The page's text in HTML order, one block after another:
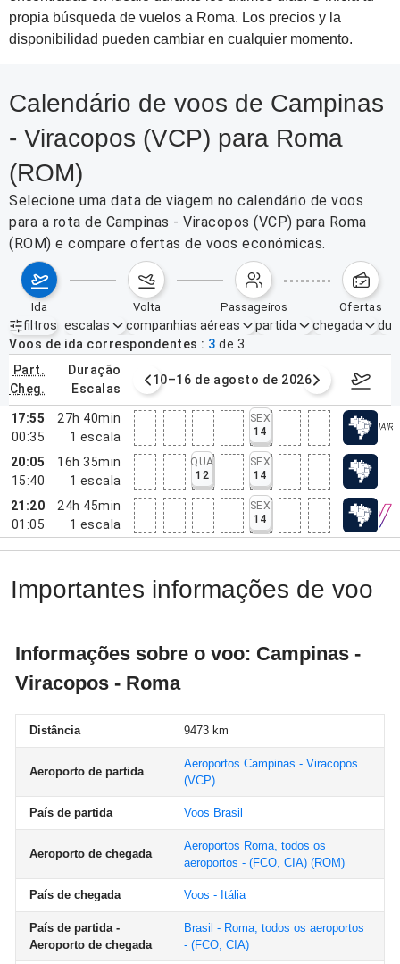
propia búsqueda de vuelos a Roma. Los precios y la
disponibilidad pueden cambiar en cualquier momento.
Calendário de voos de Campinas
- Viracopos (VCP) para Roma
(ROM)
Selecione uma data de viagem no calendário de voos
para a rota de Campinas - Viracopos (VCP) para Roma
(ROM) e compare ofertas de voos económicas.
ida volta passageiros ofertas
filtros
Filtros ativos nenhum
escalas companhias aéreas partida chegada
Voos de ida correspondentes
3 de 3
part.
cheg.
duração
escalas
agosto de 2026 10–16 de agosto de 2026 17–23
17:55
00:35
27h 40min
1 escala
SEX
14
20:05
15:40
16h 35min
1 escala
QUA
12
SEX
14
21:20
01:05
24h 45min
1 escala
SEX
14
Importantes informações de voo
Informações sobre o voo: Campinas -
Viracopos - Roma
Distância 9473 km
Aeroporto de partida
Aeroportos Campinas - Viracopos
(VCP)
País de partida Voos Brasil
Aeroporto de chegada
Aeroportos Roma, todos os
aeroportos - (FCO, CIA) (ROM)
País de chegada Voos - Itália
País de partida -
Aeroporto de chegada
Brasil - Roma, todos os aeroportos
- (FCO, CIA)